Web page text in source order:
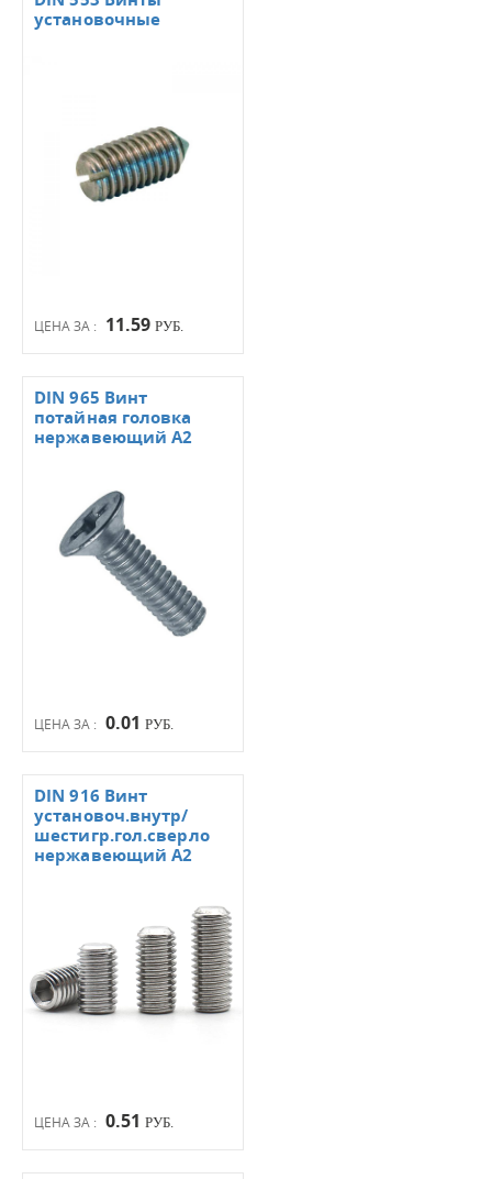
ЦЕНА ЗА : 11.59 РУБ.
установочные
ЦЕНА ЗА : 0.01 РУБ.
DIN 965 Винт
потайная головка
нержавеющий А2
ЦЕНА ЗА : 0.51 РУБ.
DIN 916 Винт
установоч.внутр/
шестигр.гол.сверло
нержавеющий А2